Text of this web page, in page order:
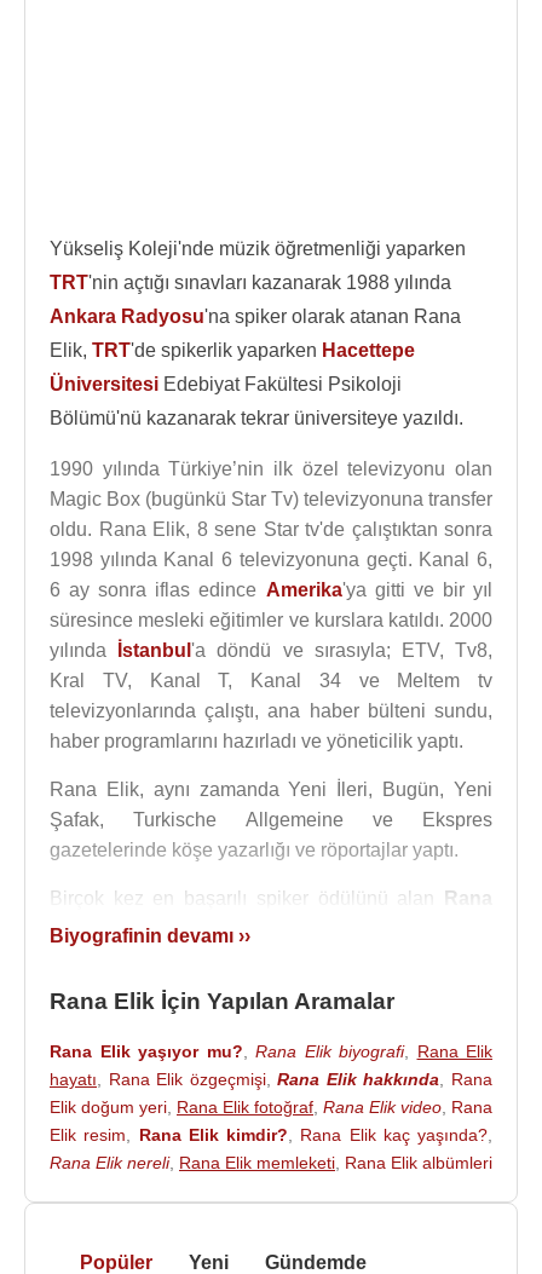
Yükseliş Koleji'nde müzik öğretmenliği yaparken
TRT'nin açtığı sınavları kazanarak 1988 yılında
Ankara Radyosu'na spiker olarak atanan Rana
Elik, TRT'de spikerlik yaparken Hacettepe
Üniversitesi Edebiyat Fakültesi Psikoloji
Bölümü'nü kazanarak tekrar üniversiteye yazıldı.
1990 yılında Türkiye’nin ilk özel televizyonu olan
Magic Box (bugünkü Star Tv) televizyonuna transfer
oldu. Rana Elik, 8 sene Star tv'de çalıştıktan sonra
1998 yılında Kanal 6 televizyonuna geçti. Kanal 6,
6 ay sonra iflas edince Amerika'ya gitti ve bir yıl
süresince mesleki eğitimler ve kurslara katıldı. 2000
yılında
İstanbul 'a döndü ve sırasıyla; ETV, Tv8,
Kral TV, Kanal T, Kanal 34 ve Meltem tv
televizyonlarında çalıştı, ana haber bülteni sundu,
haber programlarını hazırladı ve yöneticilik yaptı.
Rana Elik, aynı zamanda Yeni İleri, Bugün, Yeni
Şafak, Turkische Allgemeine ve Ekspres
gazetelerinde köşe yazarlığı ve röportajlar yaptı.
Birçok kez en başarılı spiker ödülünü alan
Rana
Elik, aynı zamanda İletişim Fakültelerinde (
öğretim görevlisi olarak ders verdi. Bunun yanı sıra
diksiyon, etkili konuşma ve haber teknikleri üzerine
kurs ve özel eğitimler verdi. Kişisel gelişim, medya,
etkili iletişim ve etkili konuşmanın iş hayatı üzerinde
etkileri hakkında birçok konferans ve seminerde
konuşmacı olarak yer aldı.
Biyografinin devamı ››
Rana Elik İçin Yapılan Aramalar
Rana Elik yaşıyor mu? Rana Elik biyografi, Rana Elik
hayatı
Rana Elik özgeçmişi,Rana Elik hakkında
Rana
Elik doğum yeri Rana Elik fotoğraf Rana Elik video Rana
Elik resim
Rana Elik kimdir? Rana Elik kaç yaşında?
Rana Elik nereli, Rana Elik memleketi Rana Elik albümleri
Popüler Yeni Gündemde